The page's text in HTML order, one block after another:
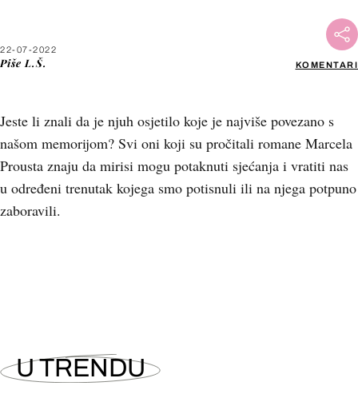
22-07-2022
Piše L.Š. KOMENTARI
Jeste li znali da je njuh osjetilo koje je najviše povezano s
našom memorijom? Svi oni koji su pročitali romane Marcela
Prousta znaju da mirisi mogu potaknuti sjećanja i vratiti nas
u određeni trenutak kojega smo potisnuli ili na njega potpuno
zaboravili.
U TRENDU